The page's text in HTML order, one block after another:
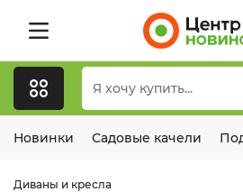
Новинки Садовые качели
Диваны и кресла